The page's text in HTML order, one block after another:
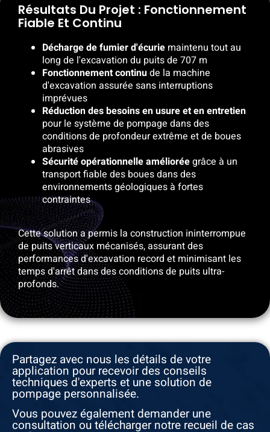
Résultats Du Projet : Fonctionnement
Fiable Et Continu
Décharge de fumier d'écurie maintenu tout au
long de l'excavation du puits de 707 m
Fonctionnement continude la machine
d'excavation assurée sans interruptions
imprévues
Réduction des besoins en usure et en entretien
pour le système de pompage dans des
conditions de profondeur extrême et de boues
abrasives
Sécurité opérationnelle amélioréegrâce à un
transport fiable des boues dans des
environnements géologiques à fortes
contraintes
Cette solution a permis la construction ininterrompue
de puits verticaux mécanisés, assurant des
performances d'excavation record et minimisant les
temps d'arrêt dans des conditions de puits ultra-
profonds.
Partagez avec nous les détails de votre
application pour recevoir des conseils
techniques d'experts et une solution de
pompage personnalisée.
Vous pouvez également demander une
consultation ou télécharger notre recueil de cas